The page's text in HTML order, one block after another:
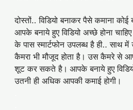
दोस्तों.. विडियो बनाकर पैसे कमाना कोई
आपके बनाये हुए विडियो अच्छे होना
के पास स्मार्टफोन उपलब्ध है ही.. साथ में
कैमरा भी मौजूद होता है। उस कैमरे से
शूट कर सकते है। आपके बनाये हुए
उतनी ही अधिक आपकी कमाई होगी।